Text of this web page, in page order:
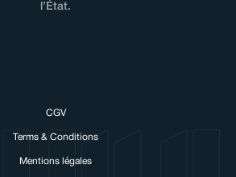
l’État.
CGV
Terms & Conditions
Mentions légales